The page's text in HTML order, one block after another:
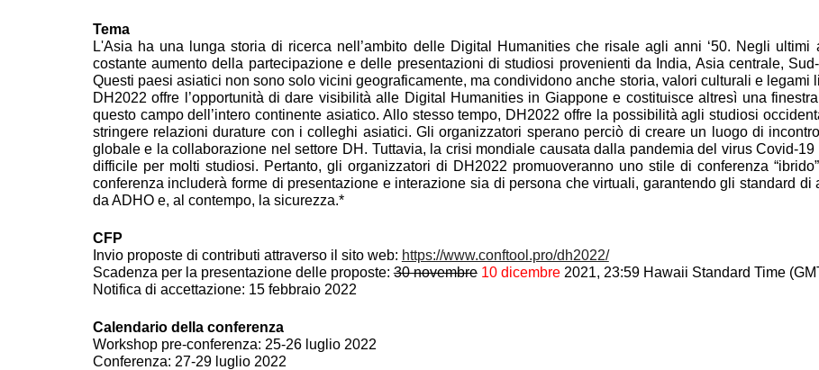
Tema
L'Asia ha una lunga storia di ricerca nell’ambito delle Digital Humanities che risale agli anni ‘50. Negli
costante aumento della partecipazione e delle presentazioni di studiosi provenienti da India, Asia centrale,
Questi paesi asiatici non sono solo vicini geograficamente, ma condividono anche storia, valori culturali e legami
DH2022 offre l’opportunità di dare visibilità alle Digital Humanities in Giappone e costituisce altresì una
questo campo dell’intero continente asiatico. Allo stesso tempo, DH2022 offre la possibilità agli studiosi
stringere relazioni durature con i colleghi asiatici. Gli organizzatori sperano perciò di creare un luogo di
globale e la collaborazione nel settore DH. Tuttavia, la crisi mondiale causata dalla pandemia del virus Covid-
difficile per molti studiosi. Pertanto, gli organizzatori di DH2022 promuoveranno uno stile di conferenza
conferenza includerà forme di presentazione e interazione sia di persona che virtuali, garantendo gli standard
da ADHO e, al contempo, la sicurezza.*
CFP
Invio proposte di contributi attraverso il sito web: https://www.conftool.pro/dh2022/
Scadenza per la presentazione delle proposte:30 novembre 10 dicembre2021, 23:59 Hawaii Standard Time
Notifica di accettazione: 15 febbraio 2022
Calendario della conferenza
Workshop pre-conferenza: 25-26 luglio 2022
Conferenza: 27-29 luglio 2022